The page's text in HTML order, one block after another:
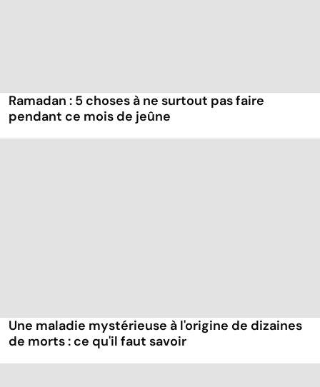
Ramadan : 5 choses à ne surtout pas faire
pendant ce mois de jeûne
Une maladie mystérieuse à l'origine de dizaines
de morts : ce qu'il faut savoir